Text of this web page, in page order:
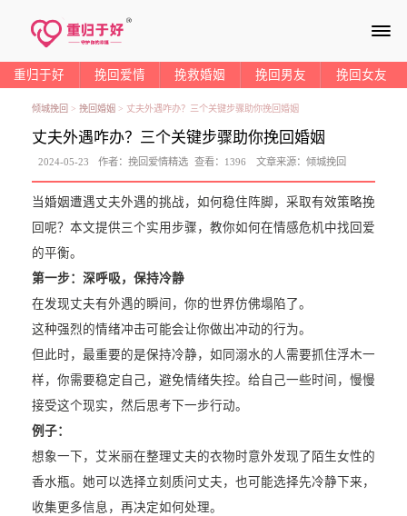
≡
重归于好 挽回爱情 挽救婚姻 挽回男友 挽回女友
倾城挽回 > 挽回婚姻 > 丈夫外遇咋办？三个关键步骤助你挽回婚姻
丈夫外遇咋办？三个关键步骤助你挽回婚姻
2024-05-23 作者：挽回爱情精选 查看： 1396 文章来源： 倾城挽回
当婚姻遭遇丈夫外遇的挑战，如何稳住阵脚，采取有效策略挽
回呢？本文提供三个实用步骤，教你如何在情感危机中找回爱
的平衡。
第一步：深呼吸，保持冷静
在发现丈夫有外遇的瞬间，你的世界仿佛塌陷了。
这种强烈的情绪冲击可能会让你做出冲动的行为。
但此时，最重要的是保持冷静，如同溺水的人需要抓住浮木一
样，你需要稳定自己，避免情绪失控。给自己一些时间，慢慢
接受这个现实，然后思考下一步行动。
例子：
想象一下，艾米丽在整理丈夫的衣物时意外发现了陌生女性的
香水瓶。她可以选择立刻质问丈夫，也可能选择先冷静下来，
收集更多信息，再决定如何处理。